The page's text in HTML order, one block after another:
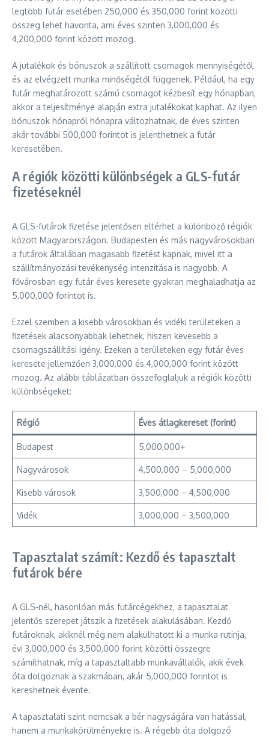
legtöbb futár esetében 250,000 és 350,000 forint közötti
összeg lehet havonta, ami éves szinten 3,000,000 és
4,200,000 forint között mozog.
A jutalékok és bónuszok a szállított csomagok mennyiségétől
és az elvégzett munka minőségétől függenek. Például, ha egy
futár meghatározott számú csomagot kézbesít egy hónapban,
akkor a teljesítménye alapján extra jutalékokat kaphat. Az ilyen
bónuszok hónapról hónapra változhatnak, de éves szinten
akár további 500,000 forintot is jelenthetnek a futár
keresetében.
A régiók közötti különbségek a GLS-futár
fizetéseknél
A GLS-futárok fizetése jelentősen eltérhet a különböző régiók
között Magyarországon. Budapesten és más nagyvárosokban
a futárok általában magasabb fizetést kapnak, mivel itt a
szállítmányozási tevékenység intenzitása is nagyobb. A
fővárosban egy futár éves keresete gyakran meghaladhatja az
5,000,000 forintot is.
Ezzel szemben a kisebb városokban és vidéki területeken a
fizetések alacsonyabbak lehetnek, hiszen kevesebb a
csomagszállítási igény. Ezeken a területeken egy futár éves
keresete jellemzően 3,000,000 és 4,000,000 forint között
mozog. Az alábbi táblázatban összefoglaljuk a régiók közötti
különbségeket:
Régió Éves átlagkereset (forint)
Budapest 5,000,000+
Nagyvárosok 4,500,000 – 5,000,000
Kisebb városok 3,500,000 – 4,500,000
Vidék 3,000,000 – 3,500,000
Tapasztalat számít: Kezdő és tapasztalt
futárok bére
A GLS-nél, hasonlóan más futárcégekhez, a tapasztalat
jelentős szerepet játszik a fizetések alakulásában. Kezdő
futároknak, akiknél még nem alakulhatott ki a munka rutinja,
évi 3,000,000 és 3,500,000 forint közötti összegre
számíthatnak, míg a tapasztaltabb munkavállalók, akik évek
óta dolgoznak a szakmában, akár 5,000,000 forintot is
kereshetnek évente.
A tapasztalati szint nemcsak a bér nagyságára van hatással,
hanem a munkakörülményekre is. A régebb óta dolgozó